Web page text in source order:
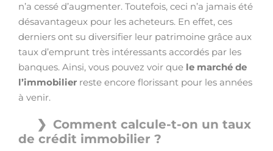
n’a cessé d’augmenter. Toutefois, ceci n’a jamais été
désavantageux pour les acheteurs. En effet, ces
derniers ont su diversifier leur patrimoine grâce aux
taux d’emprunt très intéressants accordés par les
banques. Ainsi, vous pouvez voir que le marché de
l’immobilier reste encore florissant pour les années
à venir.
Comment calcule-t-on un taux
de crédit immobilier ?